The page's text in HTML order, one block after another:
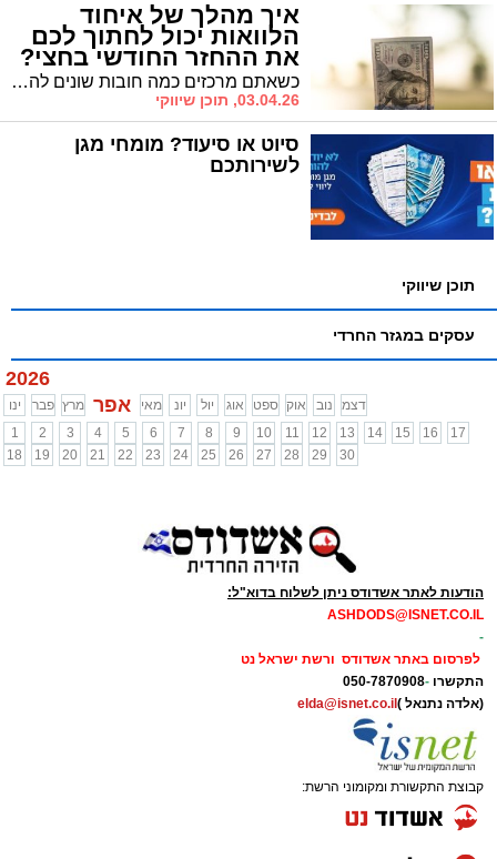
איך מהלך של איחוד
הלוואות יכול לחתוך לכם
את ההחזר החודשי בחצי?
כשאתם מרכזים כמה חובות שונים להלוואה אחת בתנאים מותאמים, אתם יוצרים החזר חודשי נמוך יותר, אבל המחיר האמיתי נמצא בפרטים הקטנים. איחוד הלוואות הוא מהלך פיננסי מחושב שיכול להקל מאוד על התזרים החודשי, בתנאי שמבינים בדיוק מה עשים.
03.04.26, תוכן שיווקי
סיוט או סיעוד? מומחי מגן
לשירותכם
תוכן שיווקי
עסקים במגזר החרדי
2026
ינו פבר מרץ אפר מאי יונ יול אוג ספט אוק נוב
דצמ
1
2 3 4 5 6 7 8 9 10 11 12 13 14 15 16
17
18
19 20 21 22 23 24 25 26 27 28 29 30
הודעות לאתר אשדודס ניתן לשלוח בדוא"ל:
ASHDODS@ISNET.CO.IL
-
לפרסום באתר אשדודס ורשת ישראל נט
התקשרו -
050-7870908
(אלדה נתנאל )elda@isnet.co.il
קבוצת התקשורת ומקומוני הרשת: